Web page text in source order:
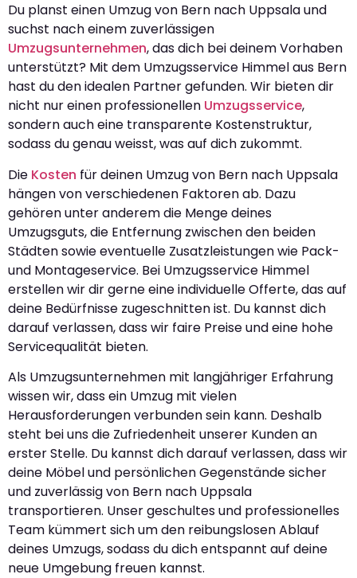
Du planst einen Umzug von Bern nach Uppsala und
suchst nach einem zuverlässigen
Umzugsunternehmen, das dich bei deinem Vorhaben
unterstützt? Mit dem Umzugsservice Himmel aus Bern
hast du den idealen Partner gefunden. Wir bieten dir
nicht nur einen professionellen Umzugsservice,
sondern auch eine transparente Kostenstruktur,
sodass du genau weisst, was auf dich zukommt.
Die Kosten für deinen Umzug von Bern nach Uppsala
hängen von verschiedenen Faktoren ab. Dazu
gehören unter anderem die Menge deines
Umzugsguts, die Entfernung zwischen den beiden
Städten sowie eventuelle Zusatzleistungen wie Pack-
und Montageservice. Bei Umzugsservice Himmel
erstellen wir dir gerne eine individuelle Offerte, das auf
deine Bedürfnisse zugeschnitten ist. Du kannst dich
darauf verlassen, dass wir faire Preise und eine hohe
Servicequalität bieten.
Als Umzugsunternehmen mit langjähriger Erfahrung
wissen wir, dass ein Umzug mit vielen
Herausforderungen verbunden sein kann. Deshalb
steht bei uns die Zufriedenheit unserer Kunden an
erster Stelle. Du kannst dich darauf verlassen, dass wir
deine Möbel und persönlichen Gegenstände sicher
und zuverlässig von Bern nach Uppsala
transportieren. Unser geschultes und professionelles
Team kümmert sich um den reibungslosen Ablauf
deines Umzugs, sodass du dich entspannt auf deine
neue Umgebung freuen kannst.